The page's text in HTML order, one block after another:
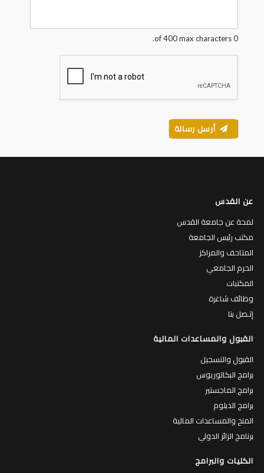
*
0 of 400 max characters.
أرسل رسالة
عن القدس
لمحة عن جامعة القدس
مكتب رئيس الجامعة
المتاحف والمراكز
الحرم الجامعي
المكتبات
وظائف شاغرة
إتـصل بنا
القبول والمساعدات المالية
القبول والتسجيل
برامج البكالوريوس
برامج الماجستير
برامج الدبلوم
المنح والمساعدات المالية
برنامج الزائر الدولي
الكليات والبرامج